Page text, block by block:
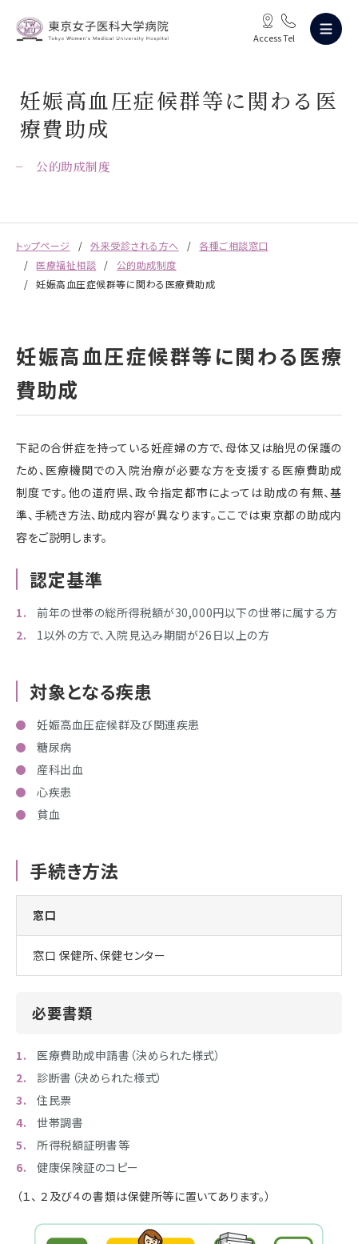
AccessTel
妊娠高血圧症候群等に関わる医
療費助成
公的助成制度
トップページ 外来受診される方へ
各種ご相談窓口
医療福祉相談
公的助成制度
妊娠高血圧症候群等に関わる医療費助成
妊娠高血圧症候群等に関わる医療
費助成
下記の合併症を持っている妊産婦の方で、母体又は胎児の保護の
ため、医療機関での入院治療が必要な方を支援する医療費助成
制度です。他の道府県、政令指定都市によっては助成の有無、基
準、手続き方法、助成内容が異なります。ここでは東京都の助成内
容をご説明します。
認定基準
前年の世帯の総所得税額が30,000円以下の世帯に属する方
1以外の方で、入院見込み期間が26日以上の方
対象となる疾患
妊娠高血圧症候群及び関連疾患
糖尿病
産科出血
心疾患
貧血
手続き方法
窓口
窓口 保健所、保健センター
必要書類
医療費助成申請書（決められた様式）
診断書（決められた様式）
住民票
世帯調書
所得税額証明書等
健康保険証のコピー
（１、 ２及び４の書類は保健所等に置いてあります。）